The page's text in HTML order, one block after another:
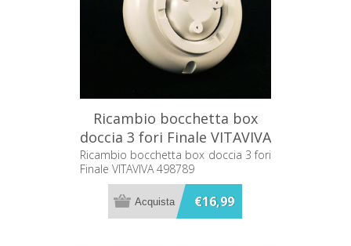
Ricambio bocchetta box
doccia 3 fori Finale VITAVIVA
498789
Ricambio bocchetta box doccia 3 fori
Finale VITAVIVA 498789
€16,99